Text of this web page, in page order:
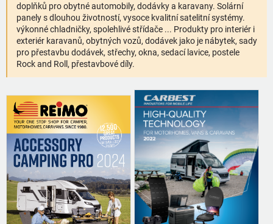
doplňků pro obytné automobily, dodávky a karavany. Solární
panely s dlouhou životností, vysoce kvalitní satelitní systémy.
výkonné chladničky, spolehlivé střídače ... Produkty pro interiér i
exteriér karavanů, obytných vozů, dodávek jako je nábytek, sady
pro přestavbu dodávek, střechy, okna, sedací lavice, postele
Rock and Roll, přestavbové díly.